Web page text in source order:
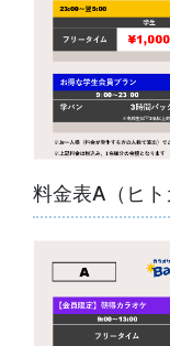
料金表A（ヒト